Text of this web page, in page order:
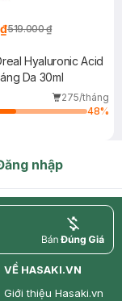
519.000 ₫
Hyaluronic Acid
Da 30ml
275/tháng
48%
nhập
price
VỀ HASAKI.VN
Giới thiệu Hasaki.vn